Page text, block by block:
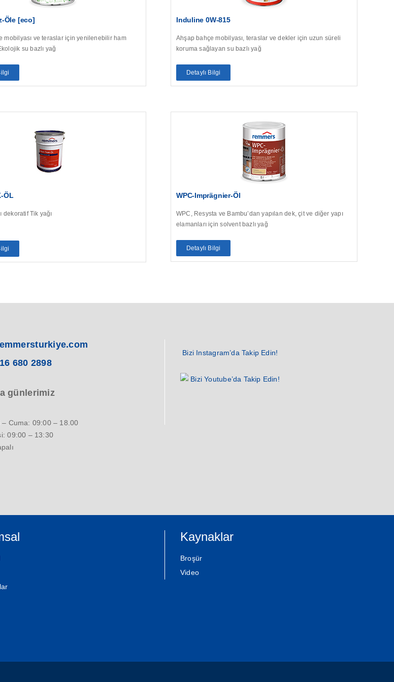
Öle [eco]
mobilyası ve teraslar için yenilenebilir ham
su bazlı yağ
Induline 0W-815
Ahşap bahçe mobilyası, teraslar ve dekler için uzun süreli
koruma sağlayan su bazlı yağ
Detaylı Bilgi
ÖL
dekoratif Tik yağı
WPC-Imprägnier-Öl
WPC, Resysta ve Bambu’dan yapılan dek, çit ve diğer yapı
elamanları için solvent bazlı yağ
Detaylı Bilgi
680 2898
günlerimiz
– Cuma: 09:00 – 18.00
09:00 – 13:30
Bizi Instagram’da Takip Edin!
Bizi Youtube’da Takip Edin!
Kaynaklar
Broşür
Video